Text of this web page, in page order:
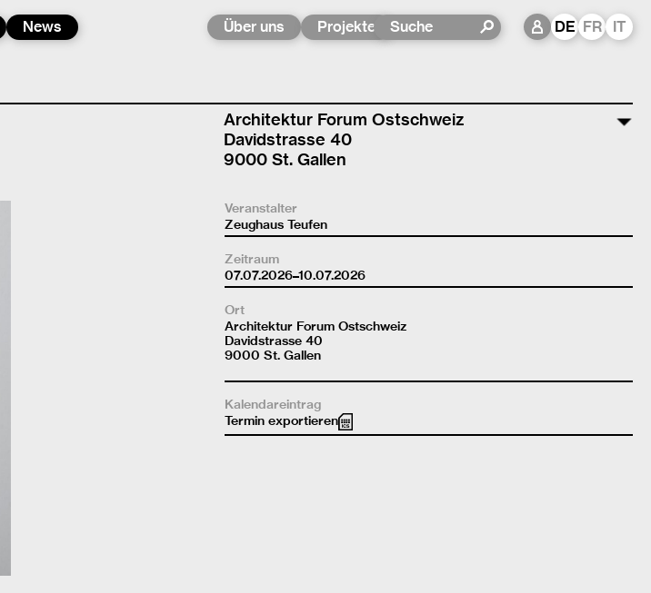
News Über uns Projekte DE FR IT
Architektur Forum Ostschweiz
Davidstrasse 40
9000 St. Gallen
Veranstalter
Zeughaus Teufen
Zeitraum
07.07.2026–10.07.2026
Ort
Architektur Forum Ostschweiz
Davidstrasse 40
9000 St. Gallen
Kalendareintrag
Termin exportieren